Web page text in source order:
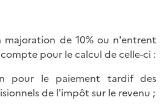
majoration de 10% ou n'entrent
pour le calcul de celle-ci :
pour le paiement tardif des
de l'impôt sur le revenu ;